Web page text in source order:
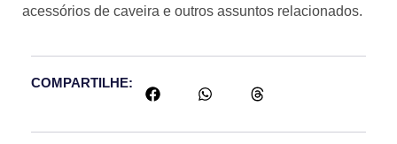
acessórios de caveira e outros assuntos relacionados.
COMPARTILHE: